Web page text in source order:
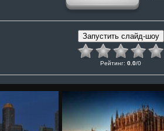
Рейтинг: 0.0/0